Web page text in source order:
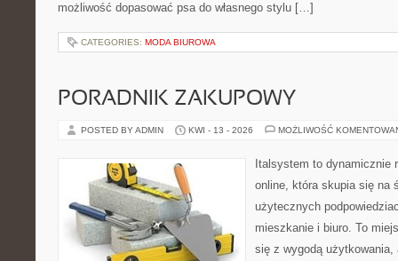
możliwość dopasować psa do własnego stylu […]
CATEGORIES: MODA BIUROWA
PORADNIK ZAKUPOWY
POSTED BY ADMIN KWI - 13 - 2026 MOŻLIWOŚĆ
Italsystem to dynamicznie
online, która skupia się na
użytecznych
mieszkanie i biuro. To
się z wygodą użytkowania,